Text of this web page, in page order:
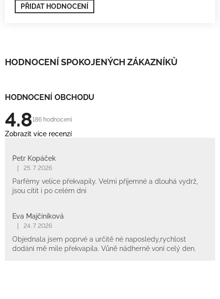
PŘIDAT HODNOCENÍ
HODNOCENÍ SPOKOJENÝCH ZÁKAZNÍKŮ
HODNOCENÍ OBCHODU
4.8186 hodnocení
Zobrazit více recenzí
Petr Kopáček
25. 7. 2026
Parfémy velice překvapily. Velmi příjemné a dlouhá vydrž,
jsou cítit i po celém dni
Eva Majčiníková
24. 7. 2026
Objednala jsem poprvé a určitě né naposledy,rychlost
dodání mě mile překvapila. Vůně nádherně voní celý den.